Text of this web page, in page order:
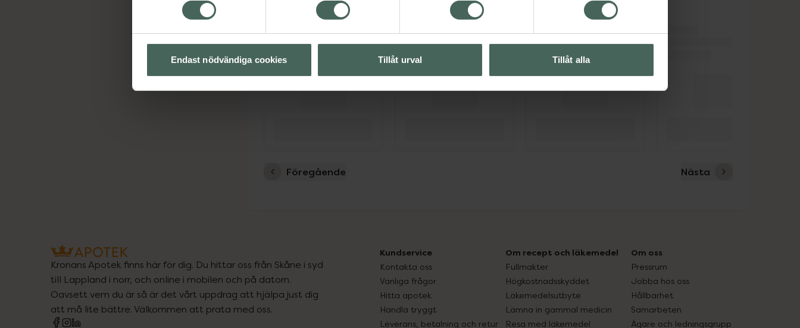
Endast nödvändiga cookies Tillåt urval Tillåt alla
Föregående Nästa
Kronans Apotek finns här för dig. Du hittar oss från Skåne i syd
till Lappland i norr, och online i mobilen och på datorn.
Oavsett vem du är så är det vårt uppdrag att hjälpa just dig
att må lite bättre. Välkommen att prata med oss.
Kundservice
Kontakta oss
Vanliga frågor
Hitta apotek
Handla tryggt
Leverans, betalning och retur
Om recept och läkemedel
Fullmakter
Högkostnadsskyddet
Läkemedelsutbyte
Lämna in gammal medicin
Resa med läkemedel
Om oss
Pressrum
Jobba hos oss
Hållbarhet
Samarbeten
Ägare och ledningsgrupp